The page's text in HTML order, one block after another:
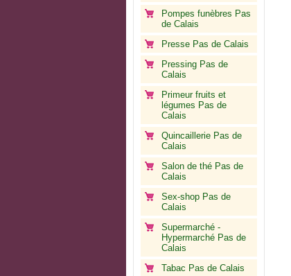
Pompes funèbres Pas
de Calais
Presse Pas de Calais
Pressing Pas de
Calais
Primeur fruits et
légumes Pas de
Calais
Quincaillerie Pas de
Calais
Salon de thé Pas de
Calais
Sex-shop Pas de
Calais
Supermarché -
Hypermarché Pas de
Calais
Tabac Pas de Calais